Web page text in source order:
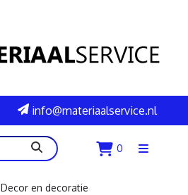
info@materiaalservice.nl
zoeken 0
Menu
Decor en decoratie